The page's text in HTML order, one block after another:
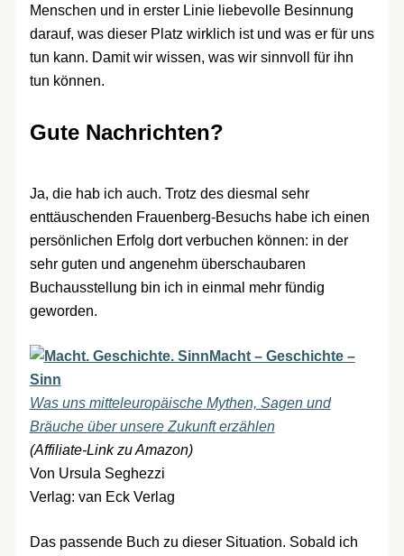
Menschen und in erster Linie liebevolle Besinnung
darauf, was dieser Platz wirklich ist und was er für uns
tun kann. Damit wir wissen, was wir sinnvoll für ihn
tun können.
Gute Nachrichten?
Ja, die hab ich auch. Trotz des diesmal sehr
enttäuschenden Frauenberg-Besuchs habe ich einen
persönlichen Erfolg dort verbuchen können: in der
sehr guten und angenehm überschaubaren
Buchausstellung bin ich in einmal mehr fündig
geworden.
Macht – Geschichte –
Sinn
Was uns mitteleuropäische Mythen, Sagen und
Bräuche über unsere Zukunft erzählen
(Affiliate-Link zu Amazon)
Von Ursula Seghezzi
Verlag: van Eck Verlag
Das passende Buch zu dieser Situation. Sobald ich